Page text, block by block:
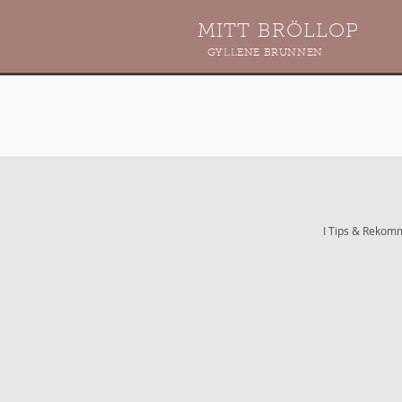
MITT BRÖLLOP
GYLLENE BRUNNEN
I Tips &